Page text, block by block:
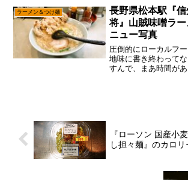
ロでして、移転が成
トの表示速度が上が...
ラーメン＆つけ麺
長野県松本駅『
将』山賊味噌ラ
ニュー写真
圧倒的にローカルフ
地味に書き終わって
すんで、まあ時間があ
『ローソン 国産小
し担々麺』のカロリ